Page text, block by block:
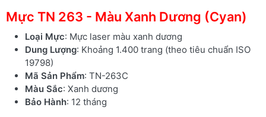
Mực TN 263 - Màu Xanh Dương (Cyan)
Loại Mực: Mực laser màu xanh dương
Dung Lượng: Khoảng 1.400 trang (theo tiêu chuẩn ISO
19798)
Mã Sản Phẩm: TN-263C
Màu Sắc: Xanh dương
Bảo Hành: 12 tháng